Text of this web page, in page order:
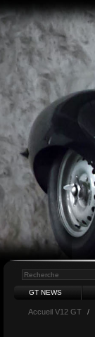
GT NEWS
Accueil V12 GT /